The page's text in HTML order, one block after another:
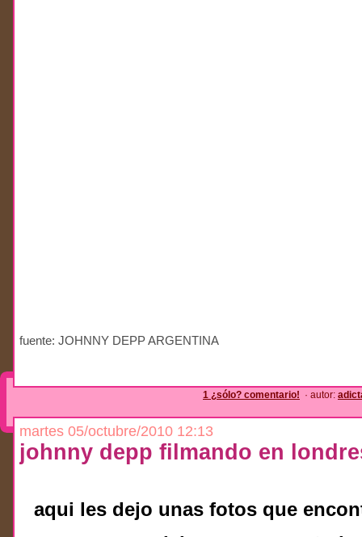
fuente: JOHNNY DEPP ARGENTINA
1 ¿sólo? comentario! · autor:
martes 05/octubre/2010 12:13
johnny depp filmando en
aqui les dejo unas fotos que